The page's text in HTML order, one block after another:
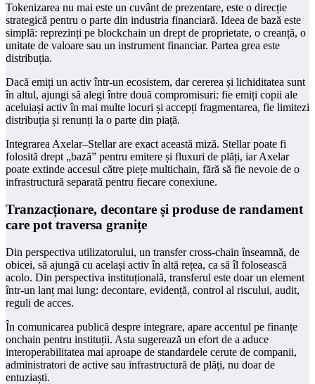
Tokenizarea nu mai este un cuvânt de prezentare, este o direcție
strategică pentru o parte din industria financiară. Ideea de bază este
simplă: reprezinți pe blockchain un drept de proprietate, o creanță, o
unitate de valoare sau un instrument financiar. Partea grea este
distribuția.
Dacă emiți un activ într-un ecosistem, dar cererea și lichiditatea sunt
în altul, ajungi să alegi între două compromisuri: fie emiți copii ale
aceluiași activ în mai multe locuri și accepți fragmentarea, fie limitezi
distribuția și renunți la o parte din piață.
Integrarea Axelar–Stellar are exact această miză. Stellar poate fi
folosită drept „bază” pentru emitere și fluxuri de plăți, iar Axelar
poate extinde accesul către piețe multichain, fără să fie nevoie de o
infrastructură separată pentru fiecare conexiune.
Tranzacționare, decontare și produse de randament
care pot traversa granițe
Din perspectiva utilizatorului, un transfer cross-chain înseamnă, de
obicei, să ajungă cu același activ în altă rețea, ca să îl folosească
acolo. Din perspectiva instituțională, transferul este doar un element
într-un lanț mai lung: decontare, evidență, control al riscului, audit,
reguli de acces.
În comunicarea publică despre integrare, apare accentul pe finanțe
onchain pentru instituții. Asta sugerează un efort de a aduce
interoperabilitatea mai aproape de standardele cerute de companii,
administratori de active sau infrastructură de plăți, nu doar de
entuziaști.